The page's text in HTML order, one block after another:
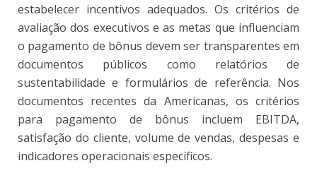
estabelecer incentivos adequados. Os critérios de
avaliação dos executivos e as metas que influenciam
o pagamento de bônus devem ser transparentes em
documentos públicos como relatórios de
sustentabilidade e formulários de referência. Nos
documentos recentes da Americanas, os critérios
para pagamento de bônus incluem EBITDA,
satisfação do cliente, volume de vendas, despesas e
indicadores operacionais específicos.